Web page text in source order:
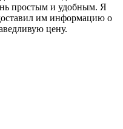
простым и удобным. Я
им информацию о
цену.